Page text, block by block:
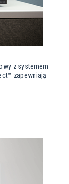
z systemem
zapewniają